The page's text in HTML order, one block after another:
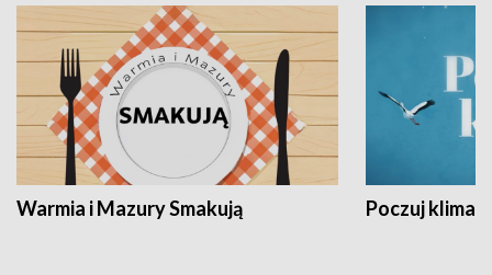
Warmia i Mazury Smakują Poczuj klimat